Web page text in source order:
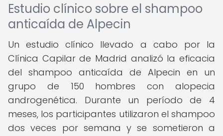
Estudio clínico sobre el shampoo
anticaída de Alpecin
Un estudio clínico llevado a cabo por la
Clínica Capilar de Madrid analizó la eficacia
del shampoo anticaída de Alpecin en un
grupo de 150 hombres con alopecia
androgenética. Durante un período de 4
meses, los participantes utilizaron el shampoo
dos veces por semana y se sometieron a